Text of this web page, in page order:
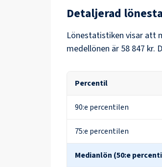
Detaljerad
Lönestatistiken visar att
medellönen är 58 847 kr.
Percentil
90:e percentilen
75:e percentilen
Medianlön (50:e